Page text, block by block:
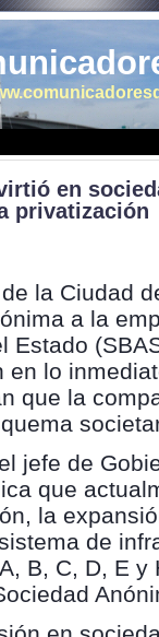
en
privatización
la Ciudad
a la
Estado
en lo
que la
jefe de
que
la
de
B, C, D, E y